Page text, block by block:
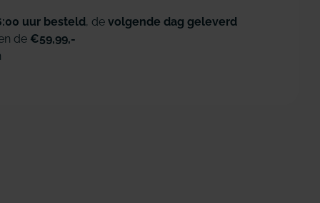
uur besteld, de volgende dag geleverd
de €59,99,-